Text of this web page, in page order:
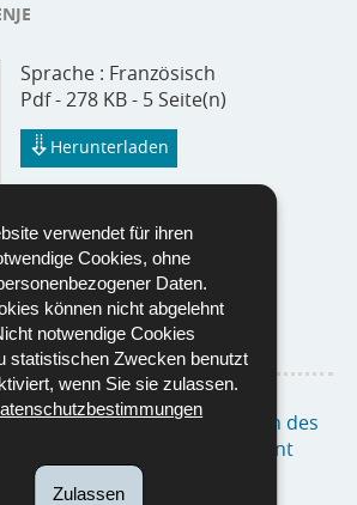
verwendet für ihren
Cookies, ohne
Daten.
können nicht abgelehnt
notwendige Cookies
statistischen Zwecken benutzt
wenn Sie sie zulassen.
Zulassen
Sprache : Französisch
Pdf - 278 KB - 5 Seite(n)
Herunterladen
pour une meilleure détection des
dans un environnement
du 24 avril 2025)